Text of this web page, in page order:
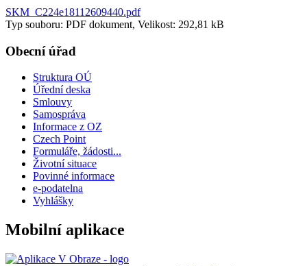
SKM_C224e18112609440.pdf
Typ souboru: PDF dokument, Velikost: 292,81 kB
Obecní úřad
Struktura OÚ
Úřední deska
Smlouvy
Samospráva
Informace z OZ
Czech Point
Formuláře, žádosti...
Životní situace
Povinné informace
e-podatelna
Vyhlášky
Mobilní aplikace